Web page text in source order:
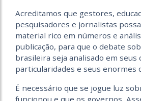
Acreditamos que gestores,
pesquisadores e jornalistas
material rico em números e
publicação, para que o debate
brasileira seja analisado em seus
particularidades e seus enormes
É necessário que se jogue luz